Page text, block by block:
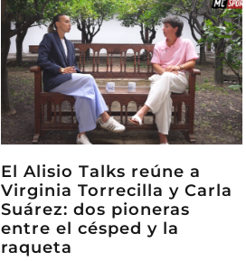
El Alisio Talks reúne a
Virginia Torrecilla y Carla
Suárez: dos pioneras
entre el césped y la
raqueta